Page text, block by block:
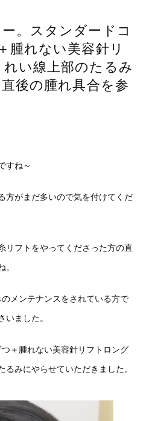
。スタンダードコ
腫れない美容針リ
い線上部のたるみ
後の腫れ具合を参
すね～
方がまだ多いので気を付けてくだ
リフトをやってくださった方の直
。
メンテナンスをされている方で
いました。
＋腫れない美容針リフトロング
るみにやらせていただきました。